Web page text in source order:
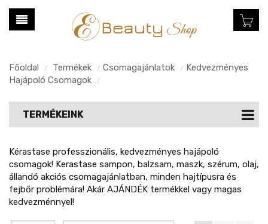
Főoldal / Termékek / Csomagajánlatok / Kedvezményes
Hajápoló Csomagok
/
TERMÉKEINK
Kérastase professzionális, kedvezményes hajápoló
csomagok! Kerastase sampon, balzsam, maszk, szérum, olaj,
állandó akciós csomagajánlatban, minden hajtípusra és
fejbőr problémára! Akár AJÁNDÉK termékkel vagy magas
kedvezménnyel!